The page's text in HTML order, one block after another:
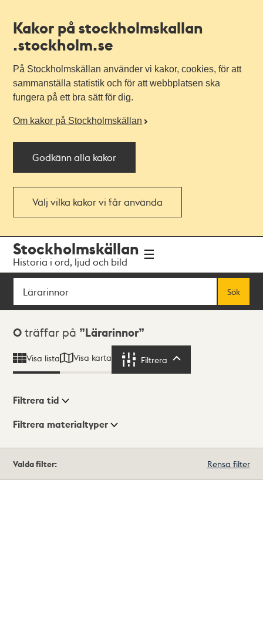
Kakor på stockholmskallan
.stockholm.se
På Stockholmskällan använder vi kakor, cookies, för att
sammanställa statistik och för att webbplatsen ska
fungera på ett bra sätt för dig.
Om kakor på Stockholmskällan
Godkänn alla kakor
Välj vilka kakor vi får använda
navigationen
huvudinnehållet
Stockholmskällan
Historia i ord, ljud och bild
Sök
Sök
Sökresultat
0 träffar på Lärarinnor
Visa lista Visa karta Filtrera
Visningsläge
Filtrera tid
Filtrera materialtyper
träffar
Valda filter: Rensa filter